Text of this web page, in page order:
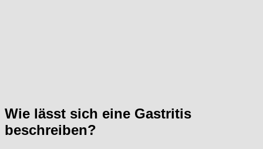
Wie lässt sich eine Gastritis
beschreiben?